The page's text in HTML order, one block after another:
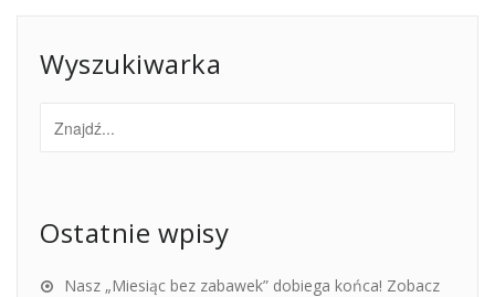
Wyszukiwarka
Ostatnie wpisy
Nasz „Miesiąc bez zabawek” dobiega końca! Zobacz